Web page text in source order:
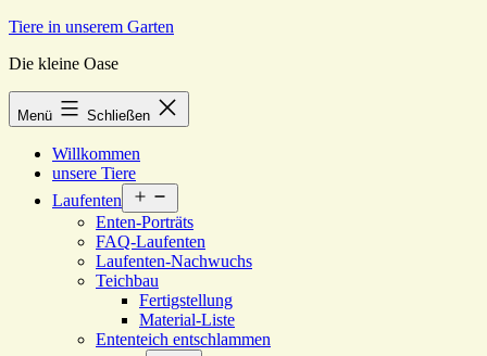
Zum
springen
Tiere in unserem Garten
Die kleine Oase
Menü Schließen
Willkommen
unsere Tiere
Laufenten
öffnen
Enten-Porträts
FAQ-Laufenten
Laufenten-Nachwuchs
Teichbau
Fertigstellung
Material-Liste
Ententeich entschlammen